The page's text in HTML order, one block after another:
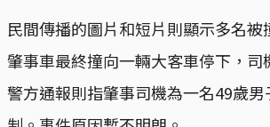
民間傳播的圖片和短片則顯示多名被
肇事車最終撞向一輛大客車停下，司
警方通報則指肇事司機為一名49歲